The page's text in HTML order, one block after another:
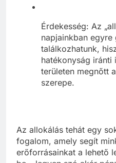
Érdekesség: Az
napjainkban egyre
találkozhatunk,
hatékonyság iránti
területen megnőtt
szerepe.
Az allokálás tehát egy
fogalom, amely segít
erőforrásainkat a lehető